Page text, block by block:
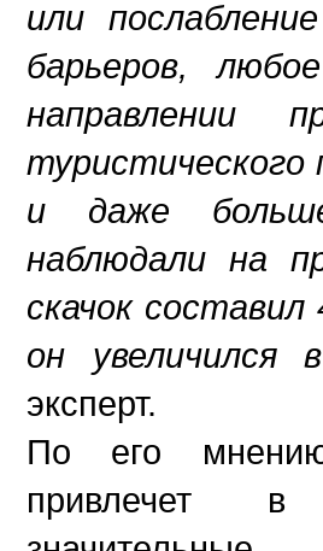
или
барьеров,
направлении
и даже
наблюдали на
скачок
он увеличился
эксперт.
По его
привлечет